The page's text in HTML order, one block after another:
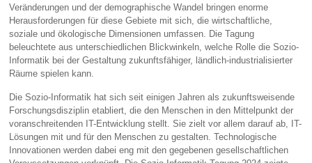
Veränderungen und der demographische Wandel bringen enorme
Herausforderungen für diese Gebiete mit sich, die wirtschaftliche,
soziale und ökologische Dimensionen umfassen. Die Tagung
beleuchtete aus unterschiedlichen Blickwinkeln, welche Rolle die Sozio-
Informatik bei der Gestaltung zukunftsfähiger, ländlich-industrialisierter
Räume spielen kann.
Die Sozio-Informatik hat sich seit einigen Jahren als zukunftsweisende
Forschungsdisziplin etabliert, die den Menschen in den Mittelpunkt der
voranschreitenden IT-Entwicklung stellt. Sie zielt vor allem darauf ab, IT-
Lösungen mit und für den Menschen zu gestalten. Technologische
Innovationen werden dabei eng mit den gegebenen gesellschaftlichen